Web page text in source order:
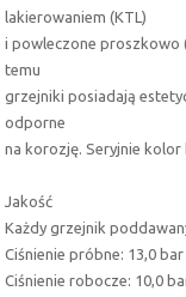
lakierowaniem (KTL)
i powleczone proszkowo
temu
grzejniki posiadają
odporne
na korozję. Seryjnie kolor
Jakość
Każdy grzejnik
Ciśnienie próbne: 13,0 bar
Ciśnienie robocze: 10,0